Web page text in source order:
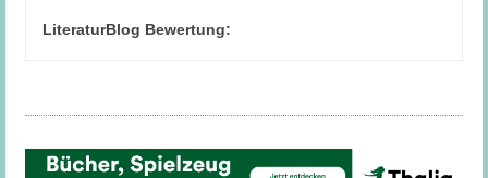
LiteraturBlog Bewertung: